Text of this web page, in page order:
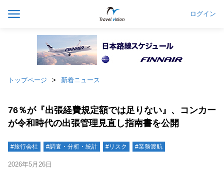
ログイン
トップページ 新着ニュース
76％が『出張経費規定額では足りない』、コンカー
が令和時代の出張管理見直し指南書を公開
#旅行会社 #調査・分析・統計 #リスク #業務渡航
2026年5月26日